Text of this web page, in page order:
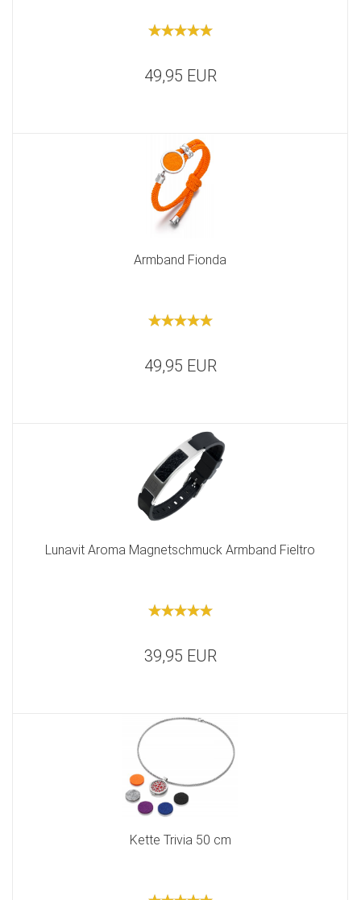
49,95 EUR
Armband Fionda
49,95 EUR
Lunavit Aroma Magnetschmuck Armband Fieltro
39,95 EUR
Kette Trivia 50 cm